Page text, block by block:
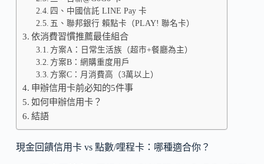
四、中國信託 LINE Pay 卡
五、聯邦銀行 賴點卡（PLAY! 聯名卡）
依消費習慣推薦最佳組合
方案A：日常生活族（超市+餐廳為主）
方案B：網購重度用戶
方案C：月消費高（3萬以上）
申辦信用卡前必知的5件事
如何申辦信用卡？
結語
現金回饋信用卡 vs 點數/哩程卡：哪種適合你？